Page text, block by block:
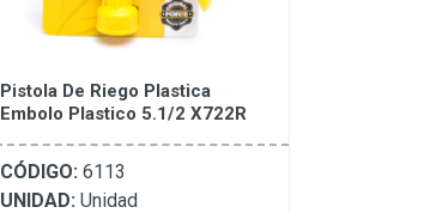
Pistola De Riego Plastica
Embolo Plastico 5.1/2 X722R
CÓDIGO: 6113
UNIDAD: Unidad